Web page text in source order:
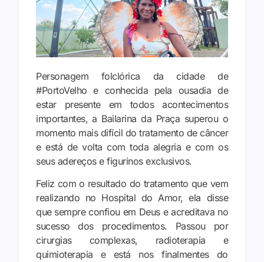
Personagem folclórica da cidade de
#PortoVelho e conhecida pela ousadia de
estar presente em todos acontecimentos
importantes, a Bailarina da Praça superou o
momento mais difícil do tratamento de câncer
e está de volta com toda alegria e com os
seus adereços e figurinos exclusivos.
Feliz com o resultado do tratamento que vem
realizando no Hospital do Amor, ela disse
que sempre confiou em Deus e acreditava no
sucesso dos procedimentos. Passou por
cirurgias complexas, radioterapia e
quimioterapia e está nos finalmentes do